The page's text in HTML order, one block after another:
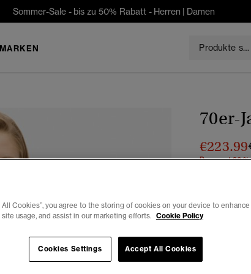
Sommer-Sale - bis zu 50% Rabatt - Herren | Damen
MARKEN
70er-
€223.99
Du sparst 30 %
All Cookies”, you agree to the storing of cookies on your device to
usage, and assist in our marketing efforts. Cookie Policy
Accept All Cookies
Cookies Settings